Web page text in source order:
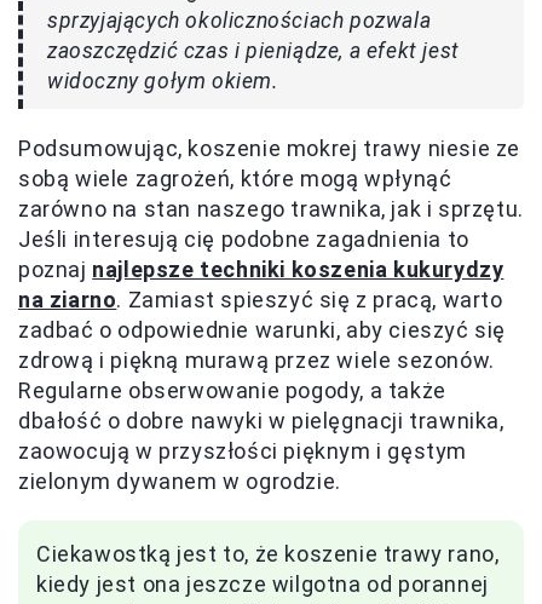
sprzyjających okolicznościach pozwala
zaoszczędzić czas i pieniądze, a efekt jest
widoczny gołym okiem.
Podsumowując, koszenie mokrej trawy niesie ze
sobą wiele zagrożeń, które mogą wpłynąć
zarówno na stan naszego trawnika, jak i sprzętu.
Jeśli interesują cię podobne zagadnienia to
poznaj najlepsze techniki koszenia kukurydzy
na ziarno. Zamiast spieszyć się z pracą, warto
zadbać o odpowiednie warunki, aby cieszyć się
zdrową i piękną murawą przez wiele sezonów.
Regularne obserwowanie pogody, a także
dbałość o dobre nawyki w pielęgnacji trawnika,
zaowocują w przyszłości pięknym i gęstym
zielonym dywanem w ogrodzie.
Ciekawostką jest to, że koszenie trawy rano,
kiedy jest ona jeszcze wilgotna od porannej